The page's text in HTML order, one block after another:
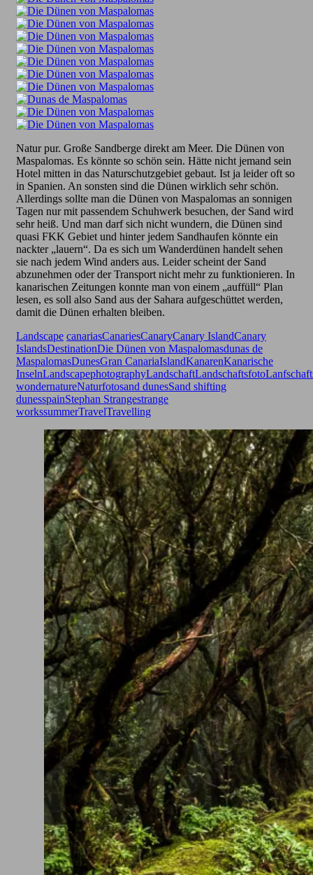
Natur pur. Große Sandberge direkt am Meer. Die Dünen von
Maspalomas. Es könnte so schön sein. Hätte nicht jemand sein
Hotel mitten in das Naturschutzgebiet gebaut. Ist ja leider oft so
in Spanien. An sonsten sind die Dünen wirklich sehr schön.
Allerdings sollte man die Dünen von Maspalomas an sonnigen
Tagen nur mit passendem Schuhwerk besuchen, der Sand wird
sehr heiß. Und man darf sich nicht wundern, die Dünen sind
quasi FKK Gebiet und hinter jedem Sandhaufen könnte ein
nackter „lauern“. Da es sich um Wanderdünen handelt sehen
sie nach jedem Wind anders aus. Leider scheint der Sand
abzunehmen oder der Transport nicht mehr zu funktionieren. In
kanarischen Zeitungen konnte man von einem „auffüll“ Plan
lesen, es soll also Sand aus der Sahara aufgeschüttet werden,
damit die Dünen erhalten bleiben.
Landscape canariasCanariesCanaryCanary IslandCanary
IslandsDestinationDie Dünen von Maspalomasdunas de
MaspalomasDunesGran CanariaIslandKanarenKanarische
InselnLandscapephotographyLandschaftLandschaftsfoto
wondernatureNaturfotosand dunesSand shifting
dunesspainStephan Strangestrange
workssummerTravelTravelling